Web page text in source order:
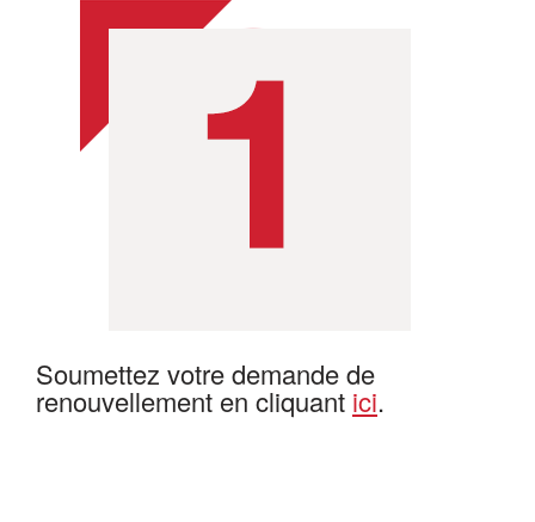
Soumettez votre demande de
renouvellement en cliquant ici.